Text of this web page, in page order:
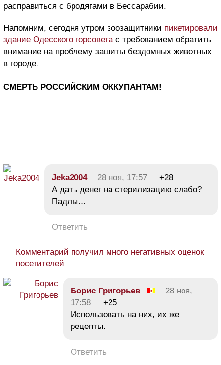
расправиться с бродягами в Бессарабии.
Напомним, сегодня утром зоозащитники пикетировали
здание Одесского горсоветас требованием обратить
внимание на проблему защиты бездомных животных
в городе.
СМЕРТЬ РОССИЙСКИМ ОККУПАНТАМ!
Jeka2004 28 ноя, 17:57
+28
А дать денег на стерилизацию слабо?
Падлы…
Ответить
Комментарий получил много негативных оценок
посетителей
Борис Григорьев
28 ноя,
17:58
+25
Использовать на них, их же
рецепты.
Ответить